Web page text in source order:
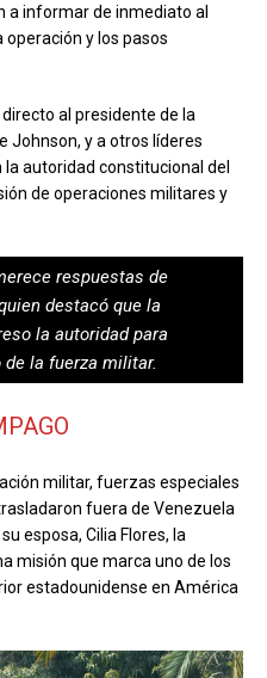
a informar de inmediato al
operación y los pasos
al presidente de la
Johnson, y a otros líderes
autoridad constitucional del
de operaciones militares y
respuestas de
destacó que la
la autoridad para
la fuerza militar.
militar, fuerzas especiales
fuera de Venezuela
esposa, Cilia Flores, la
misión que marca uno de los
estadounidense en América